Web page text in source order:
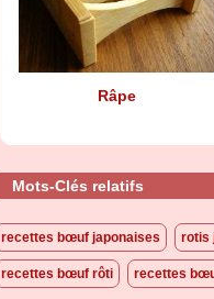
Râpe
Mots-Clés relatifs
recettes bœuf japonaises rotis
recettes bœuf rôti recettes